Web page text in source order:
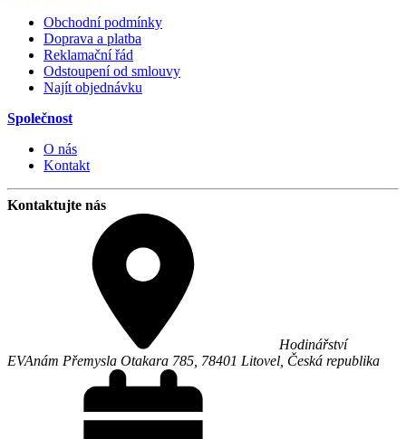
Obchodní podmínky
Doprava a platba
Reklamační řád
Odstoupení od smlouvy
Najít objednávku
Společnost
O nás
Kontakt
Kontaktujte nás
Hodinářství
EVAnám Přemysla Otakara 785, 78401 Litovel Česká republika